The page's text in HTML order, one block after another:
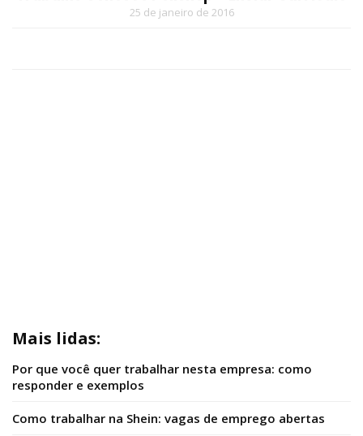
25 de janeiro de 2016
Mais lidas:
Por que você quer trabalhar nesta empresa: como
responder e exemplos
Como trabalhar na Shein: vagas de emprego abertas